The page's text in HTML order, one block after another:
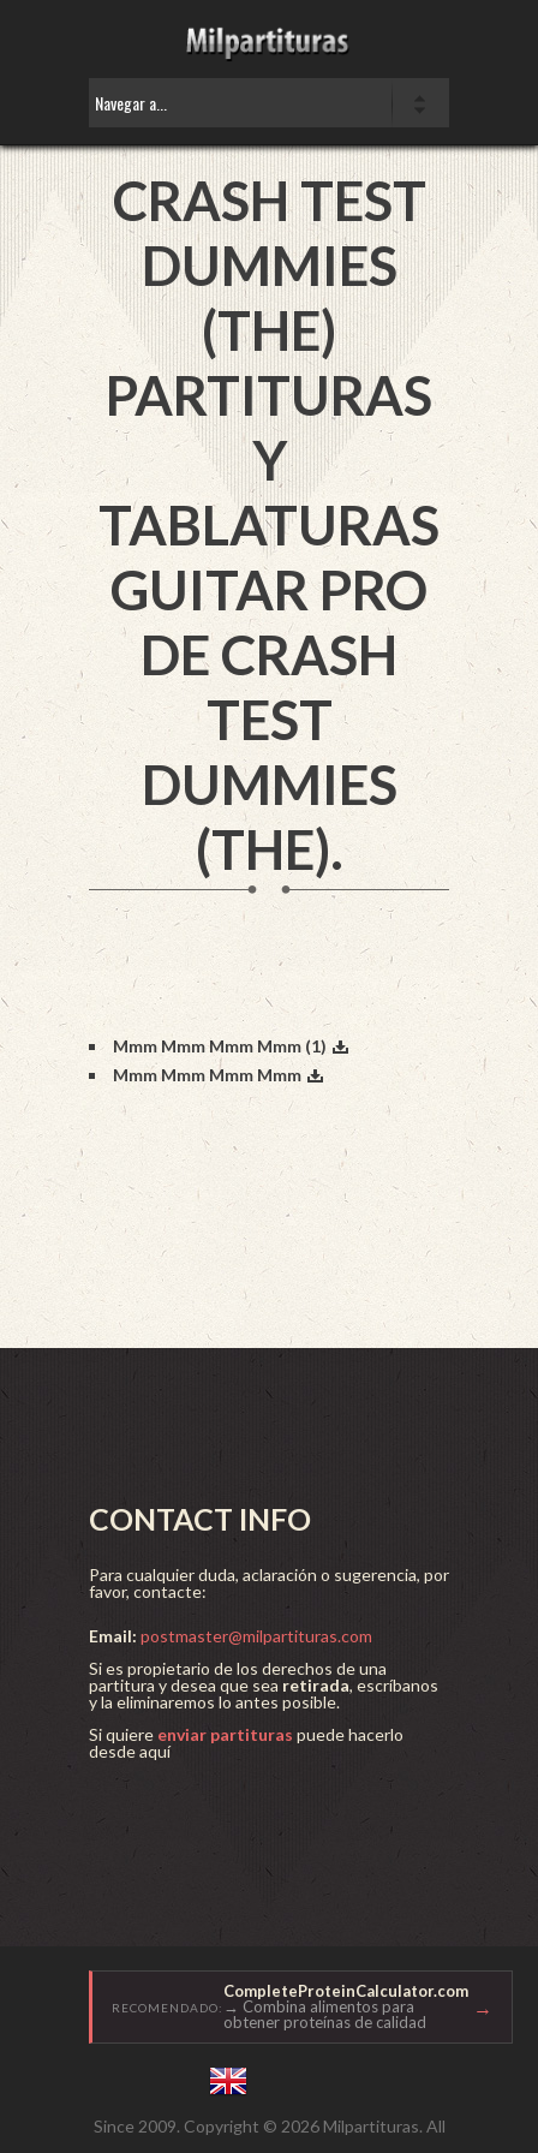
CRASH TEST
DUMMIES
(THE)
PARTITURAS
Y
TABLATURAS
GUITAR PRO
DE CRASH
TEST
DUMMIES
(THE).
Mmm Mmm Mmm Mmm (1)
Mmm Mmm Mmm Mmm
CONTACT INFO
Para cualquier duda, aclaración o sugerencia, por
favor, contacte:
Email: postmaster@milpartituras.com
Si es propietario de los derechos de una
partitura y desea que sea retirada, escríbanos
y la eliminaremos lo antes posible.
Si quiere enviar partituras puede hacerlo
desde aquí
RECOMENDADO:
CompleteProteinCalculator.com
→ Combina alimentos para
obtener proteínas de calidad
→
Since 2009. Copyright © 2026 Milpartituras. All